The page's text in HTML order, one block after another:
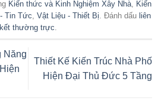
Kiến thức và Kinh Nghiệm Xây Nhà,
Kiến
Tin Tức Vật Liệu - Thiết Bị . Đánh dấu liên
kết thường trực
Năng
Thiết Kế Kiến Trúc Nhà Phố
Hiện Đại Thủ Đức 5 Tầng